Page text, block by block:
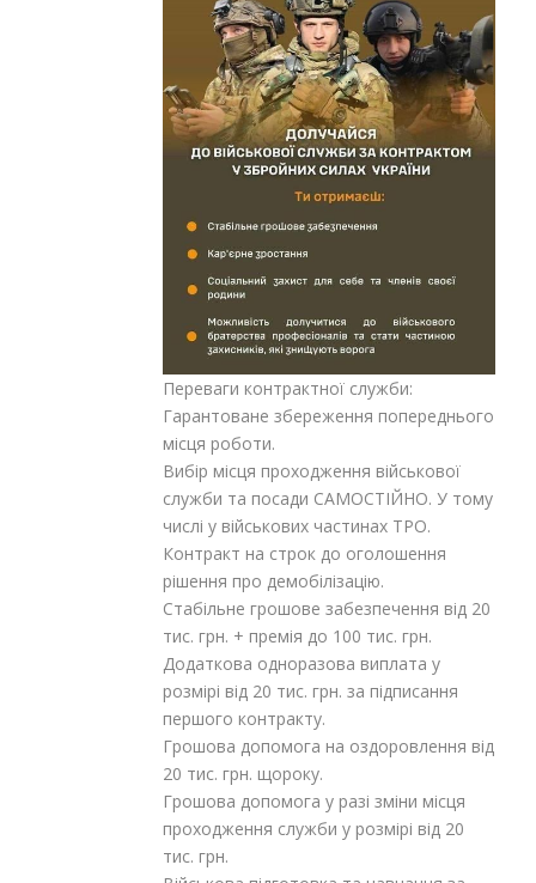
Переваги контрактної служби:
Гарантоване збереження попереднього
місця роботи.
Вибір місця проходження військової
служби та посади САМОСТІЙНО. У тому
числі у військових частинах ТРО.
Контракт на строк до оголошення
рішення про демобілізацію.
Стабільне грошове забезпечення від 20
тис. грн. + премія до 100 тис. грн.
Додаткова одноразова виплата у
розмірі від 20 тис. грн. за підписання
першого контракту.
Грошова допомога на оздоровлення від
20 тис. грн. щороку.
Грошова допомога у разі зміни місця
проходження служби у розмірі від 20
тис. грн.